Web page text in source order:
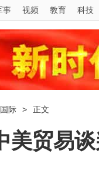
事 视频 教育 科技
国际 > 正文
美贸易